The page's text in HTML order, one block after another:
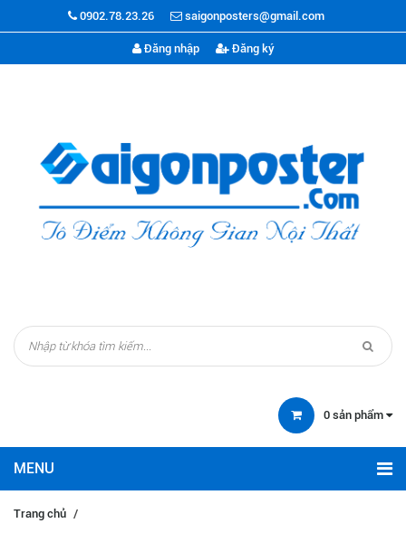
0902.78.23.26 saigonposters@gmail.com
Đăng nhập Đăng ký
0 sản phẩm
Trang chủ /